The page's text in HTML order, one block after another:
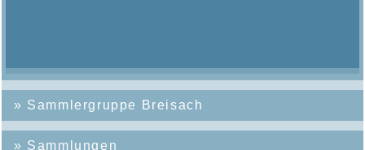
» Sammlergruppe Breisach
» Sammlungen